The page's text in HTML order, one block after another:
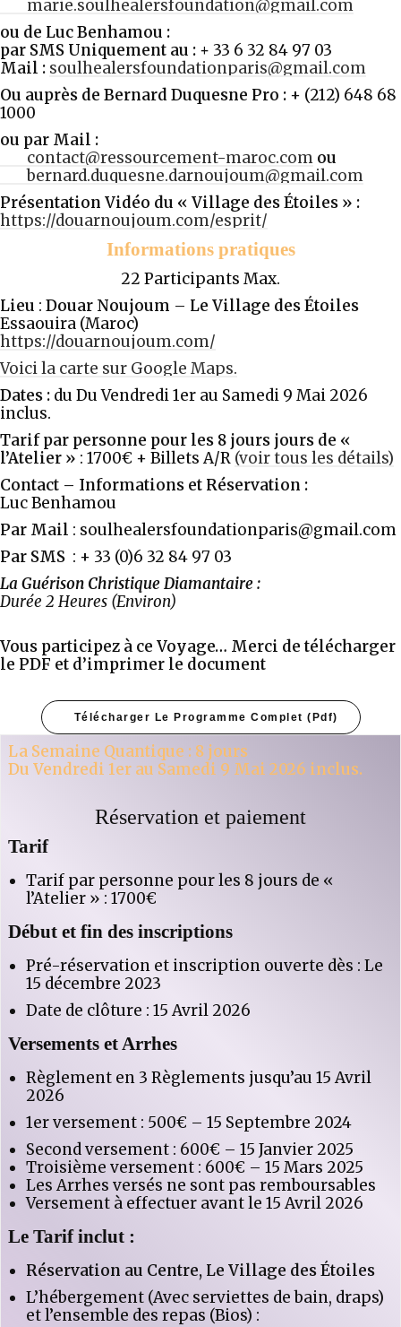
marie.soulhealersfoundation@gmail.com
ou de Luc Benhamou :
par SMS Uniquement au : + 33 6 32 84 97 03
Mail : soulhealersfoundationparis@gmail.com
Ou auprès de Bernard Duquesne Pro : + (212) 648 68
1000
ou par Mail :
contact@ressourcement-maroc.com ou
bernard.duquesne.darnoujoum@gmail.com
Présentation Vidéo du « Village des Étoiles » :
https://douarnoujoum.com/esprit/
Informations pratiques
22 Participants Max.
Lieu : Douar Noujoum – Le Village des Étoiles
Essaouira (Maroc)
https://douarnoujoum.com/
Voici la carte sur Google Maps.
Dates : du Du Vendredi 1er au Samedi 9 Mai 2026
inclus.
Tarif par personne pour les 8 jours jours de «
l’Atelier » : 1700€ + Billets A/R (voir tous les détails)
Contact – Informations et Réservation :
Luc Benhamou
Par Mail : soulhealersfoundationparis@gmail.com
Par SMS : + 33 (0)6 32 84 97 03
La Guérison Christique Diamantaire :
Durée 2 Heures (Environ)
Vous participez à ce Voyage… Merci de télécharger
le PDF et d’imprimer le document
Télécharger Le Programme Complet (pdf)
La Semaine Quantique : 8 jours
Du Vendredi 1er au Samedi 9 Mai 2026 inclus.
Réservation et paiement
Tarif
Tarif par personne pour les 8 jours de «
l’Atelier » : 1700€
Début et fin des inscriptions
Pré-réservation et inscription ouverte dès : Le
15 décembre 2023
Date de clôture : 15 Avril 2026
Versements et Arrhes
Règlement en 3 Règlements jusqu’au 15 Avril
2026
1er versement : 500€ – 15 Septembre 2024
Second versement : 600€ – 15 Janvier 2025
Troisième versement : 600€ – 15 Mars 2025
Les Arrhes versés ne sont pas remboursables
Versement à effectuer avant le 15 Avril 2026
Le Tarif inclut :
Réservation au Centre, Le Village des Étoiles
L’hébergement (Avec serviettes de bain, draps)
et l’ensemble des repas (Bios) :